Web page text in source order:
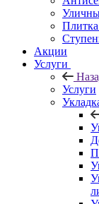
Акции
Услуги
Услуги